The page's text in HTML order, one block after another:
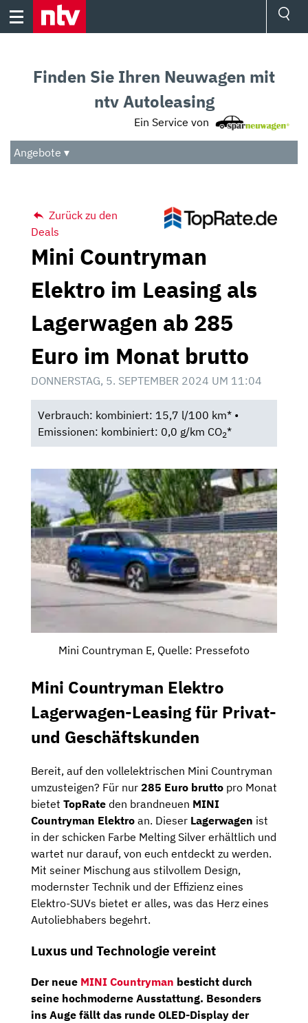
Skip
Audio
Das Beste
Finden Sie Ihren Neuwagen mit
ntv Autoleasing
Ein Service von
Angebote ▾
Zurück zu den
Deals
Mini Countryman
Elektro im Leasing als
Lagerwagen ab 285
Euro im Monat brutto
DONNERSTAG, 5. SEPTEMBER 2024 UM 11:04
Verbrauch: kombiniert: 15,7 l/100 km* •
Emissionen: kombiniert: 0,0 g/km CO2*
Mini Countryman E, Quelle: Pressefoto
Mini Countryman Elektro
Lagerwagen-Leasing für Privat-
und Geschäftskunden
Bereit, auf den vollelektrischen Mini Countryman
umzusteigen? Für nur 285 Euro brutto pro Monat
bietet TopRate den brandneuen MINI
Countryman Elektro an. Dieser Lagerwagen ist
in der schicken Farbe Melting Silver erhältlich und
wartet nur darauf, von euch entdeckt zu werden.
Mit seiner Mischung aus stilvollem Design,
modernster Technik und der Effizienz eines
Elektro-SUVs bietet er alles, was das Herz eines
Autoliebhabers begehrt.
Luxus und Technologie vereint
Der neue MINI Countryman besticht durch
seine hochmoderne Ausstattung. Besonders
ins Auge fällt das runde OLED-Display der